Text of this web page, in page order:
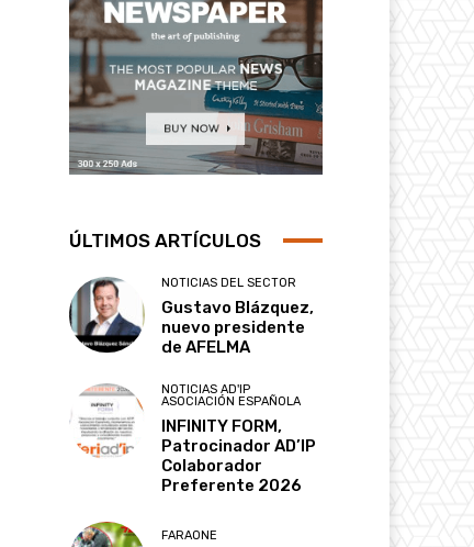
ÚLTIMOS ARTÍCULOS
NOTICIAS DEL SECTOR
Gustavo Blázquez,
nuevo presidente
de AFELMA
NOTICIAS AD'IP
ASOCIACIÓN ESPAÑOLA
INFINITY FORM,
Patrocinador AD’IP
Colaborador
Preferente 2026
FARAONE